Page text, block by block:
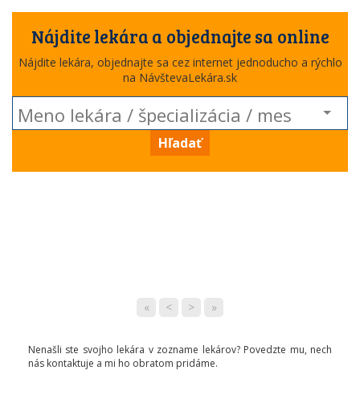
Nájdite lekára a objednajte sa online
Nájdite lekára, objednajte sa cez internet jednoducho a rýchlo
na NávštevaLekára.sk
Hľadať
« < > »
Nenašli ste svojho lekára v zozname lekárov? Povedzte mu, nech
nás kontaktuje a mi ho obratom pridáme.